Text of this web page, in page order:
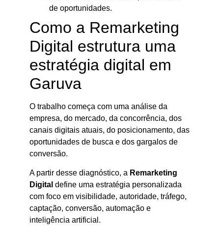
de oportunidades.
Como a Remarketing
Digital estrutura uma
estratégia digital em
Garuva
O trabalho começa com uma análise da
empresa, do mercado, da concorrência, dos
canais digitais atuais, do posicionamento, das
oportunidades de busca e dos gargalos de
conversão.
A partir desse diagnóstico, a Remarketing
Digital define uma estratégia personalizada
com foco em visibilidade, autoridade, tráfego,
captação, conversão, automação e
inteligência artificial.